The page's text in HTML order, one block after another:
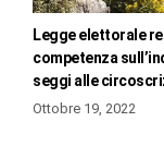
Legge elettorale
competenza
seggi alle
Ottobre 19, 2022